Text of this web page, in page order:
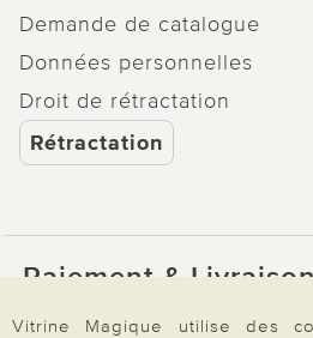
Demande de catalogue
Données personnelles
Droit de rétractation
Rétractation
Paiement & Livraison
Vitrine Magique utilise des